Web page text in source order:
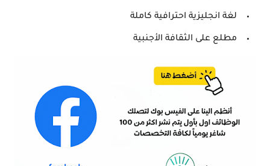
لغة انجليزية احترافية كاملة
مطلع على الثقافة الأجنبية